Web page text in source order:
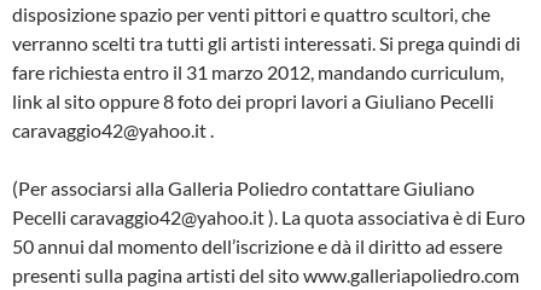
disposizione spazio per venti pittori e quattro scultori, che
verranno scelti tra tutti gli artisti interessati. Si prega quindi di
fare richiesta entro il 31 marzo 2012, mandando curriculum,
link al sito oppure 8 foto dei propri lavori a Giuliano Pecelli
caravaggio42@yahoo.it .
(Per associarsi alla Galleria Poliedro contattare Giuliano
Pecelli caravaggio42@yahoo.it ). La quota associativa è di Euro
50 annui dal momento dell’iscrizione e dà il diritto ad essere
presenti sulla pagina artisti del sito www.galleriapoliedro.com